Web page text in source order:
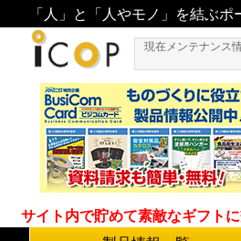
「人」と「人やモノ」を結ぶポ
現在メンテナンス
サイト内で貯めて素敵なギフト